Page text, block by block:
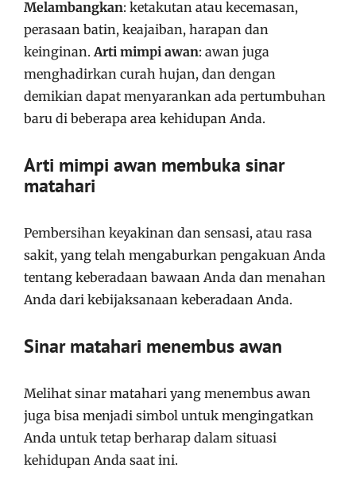
Melambangkan: ketakutan atau kecemasan,
perasaan batin, keajaiban, harapan dan
keinginan. Arti mimpi awan: awan juga
menghadirkan curah hujan, dan dengan
demikian dapat menyarankan ada pertumbuhan
baru di beberapa area kehidupan Anda.
Arti mimpi awan membuka sinar
matahari
Pembersihan keyakinan dan sensasi, atau rasa
sakit, yang telah mengaburkan pengakuan Anda
tentang keberadaan bawaan Anda dan menahan
Anda dari kebijaksanaan keberadaan Anda.
Sinar matahari menembus awan
Melihat sinar matahari yang menembus awan
juga bisa menjadi simbol untuk mengingatkan
Anda untuk tetap berharap dalam situasi
kehidupan Anda saat ini.